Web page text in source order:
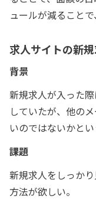
ュールが減ること
求人サイトの新
背景
新規求人が入った
していたが、他の
いのではないかとい
課題
新規求人をしっか
方法が欲しい。